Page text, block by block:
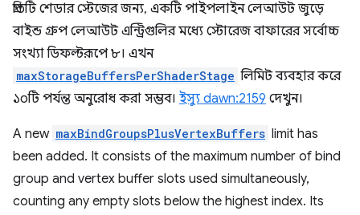
প্রতিটি শেডার স্টেজের জন্য, একটি পাইপলাইন লেআউট জুড়ে
বাইন্ড গ্রুপ লেআউট এন্ট্রিগুলির মধ্যে স্টোরেজ বাফারের সর্বোচ্চ
সংখ্যা ডিফল্টরূপে ৮। এখন
maxStorageBuffersPerShaderStage লিমিট ব্যবহার করে
১০টি পর্যন্ত অনুরোধ করা সম্ভব। ইস্যু dawn:2159 দেখুন।
A new maxBindGroupsPlusVertexBuffers limit has
been added. It consists of the maximum number of bind
group and vertex buffer slots used simultaneously,
counting any empty slots below the highest index. Its